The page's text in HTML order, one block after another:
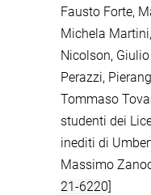
Fausto Forte,
Michela
Nicolson,
Perazzi,
Tommaso
studenti dei
inediti di
Massimo
21-6220]